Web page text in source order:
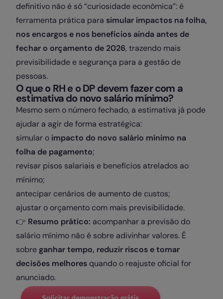
definitivo não é só “curiosidade econômica”: é
ferramenta prática para simular impactos na folha,
nos encargos e nos benefícios ainda antes de
fechar o orçamento de 2026, trazendo mais
previsibilidade e segurança para a gestão de
pessoas.
O que o RH e o DP devem fazer com a
estimativa do novo salário mínimo?
Mesmo sem o número fechado, a estimativa já pode
ajudar a agir de forma estratégica:
simular o impacto do novo salário mínimo na
folha de pagamento;
revisar pisos salariais e benefícios atrelados ao
mínimo;
antecipar cenários de aumento de custos;
ajustar o orçamento com mais previsibilidade.
👉 Resumo prático: acompanhar a previsão do
salário mínimo não é sobre adivinhar valores. É
sobre ganhar tempo, reduzir riscos e tomar
decisões melhores quando o reajuste oficial for
anunciado.